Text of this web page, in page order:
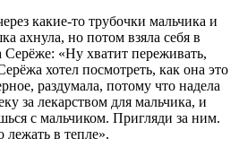
какие-то трубочки мальчика и
ахнула, но потом взяла себя в
Серёже: «Ну хватит переживать,
хотел посмотреть, как она это
раздумала, потому что надела
за лекарством для мальчика, и
с мальчиком. Пригляди за ним.
лежать в тепле».